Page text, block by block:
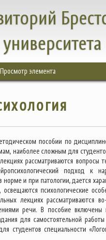
Просмотр элемента
пособии по
наиболее сложным для
рассматриваются вопросы
подход к
норме и при патологии, дается
психологические
лекциях рассматриваются
речи. В пособие включены
для самостоятельной
студентов специальности